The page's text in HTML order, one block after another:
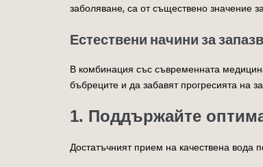
заболяване, са от съществено значение
Естествени начини за
В комбинация със съвременната
бъбреците и да забавят прогресията на
1. Поддържайте
Достатъчният прием на качествена вода